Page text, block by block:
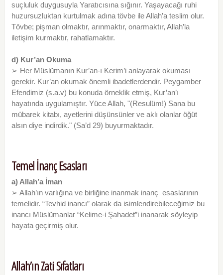
suçluluk duygusuyla Yaratıcısına sığınır. Yaşayacağı ruhi
huzursuzluktan kurtulmak adına tövbe ile Allah’a teslim olur.
Tövbe; pişman olmaktır, arınmaktır, onarmaktır, Allah’la
iletişim kurmaktır, rahatlamaktır.
d) Kur’an Okuma
➢ Her Müslümanın Kur’an-ı Kerim’i anlayarak okuması
gerekir. Kur’an okumak önemli ibadetlerdendir. Peygamber
Efendimiz (s.a.v) bu konuda örneklik etmiş, Kur’an’ı
hayatında uygulamıştır. Yüce Allah, "(Resulüm!) Sana bu
mübarek kitabı, ayetlerini düşünsünler ve aklı olanlar öğüt
alsın diye indirdik." (Sa’d 29) buyurmaktadır.
Temel İnanç Esasları
a) Allah’a İman
➢ Allah’ın varlığına ve birliğine inanmak inanç esaslarının
temelidir. “Tevhid inancı” olarak da isimlendirebileceğimiz bu
inancı Müslümanlar “Kelime-i Şahadet”i inanarak söyleyip
hayata geçirmiş olur.
Allah’ın Zati Sıfatları